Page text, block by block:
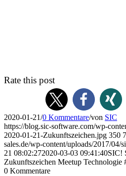
Rate this post
2020-01-21/0 Kommentare/von SIC
https://blog.sic-software.com/wp-
2020-01-21-Zukunftszeichen.jpg 350
sales.de/wp-content/uploads/2017/04/
21 08:02:272020-03-03 09:41:40SIC!
Zukunftszeichen Meetup Technologie
0 Kommentare